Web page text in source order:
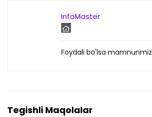
InfoMaster
Foydali bo'lsa mamnunmiz
Tegishli Maqolalar